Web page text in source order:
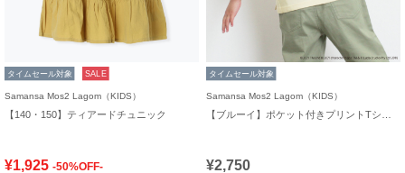
タイムセール対象 SALE
Samansa Mos2 Lagom（KIDS）
【140・150】ティアードチュニック
¥1,925 -50%OFF-
タイムセール対象
Samansa Mos2 Lagom（KIDS）
¥2,750